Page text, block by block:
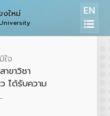
งใหม่ EN
ใจ
ขาวิชา
ได้รับความ